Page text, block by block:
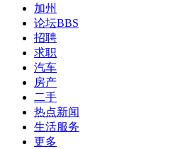
加州
论坛BBS
招聘
求职
汽车
房产
二手
热点新闻
生活服务
更多